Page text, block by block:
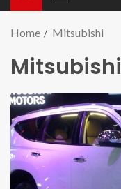
Home Mitsubishi
Mitsubishi